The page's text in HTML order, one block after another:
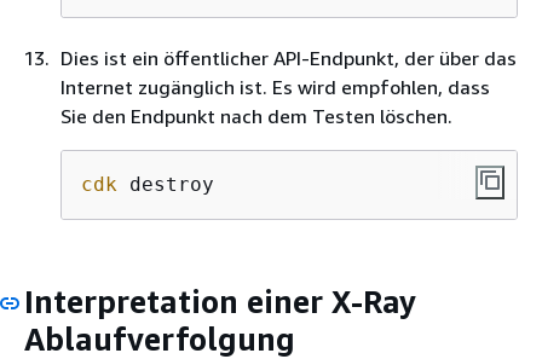
Dies ist ein öffentlicher API-Endpunkt, der über das
Internet zugänglich ist. Es wird empfohlen, dass
Sie den Endpunkt nach dem Testen löschen.
cdk destroy
Interpretation einer X-Ray
Ablaufverfolgung